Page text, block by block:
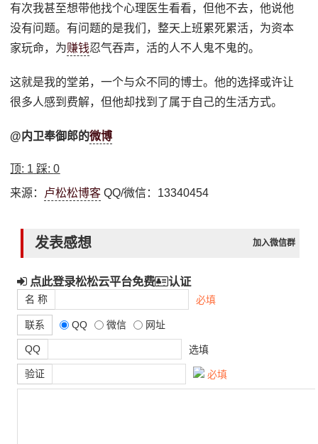
有次我甚至想带他找个心理医生看看，但他不去，他说他
没有问题。有问题的是我们，整天上班累死累活，为资本
家玩命，为赚钱忍气吞声，活的人不人鬼不鬼的。
这就是我的堂弟，一个与众不同的博士。他的选择或许让
很多人感到费解，但他却找到了属于自己的生活方式。
@内卫奉御郎的微博
顶: 1 踩:0
来源： 卢松松博客 QQ/微信：13340454
发表感想 加入微信群
点此登录松松云平台免费 认证
名 称 必填
联系 QQ 微信 网址
QQ 选填
验证 必填